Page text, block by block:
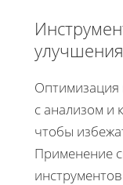
Оптимизация
с анализом и
чтобы
Применение